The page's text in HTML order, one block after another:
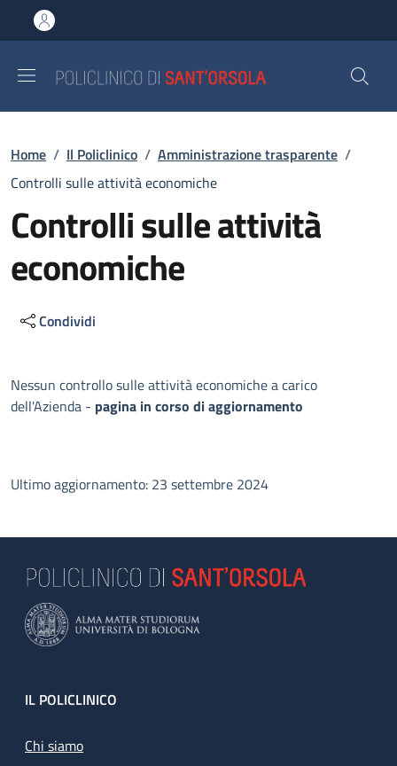
al contenuto principale
to footer content
Briciole di pane
Home / Il Policlinico / Amministrazione trasparente /
Controlli sulle attività economiche
Controlli sulle attività
economiche
Condividi
Descrizione
Nessun controllo sulle attività economiche a carico
dell'Azienda - pagina in corso di aggiornamento
Ultimo aggiornamento: 23 settembre 2024
Footer
IL POLICLINICO
Chi siamo